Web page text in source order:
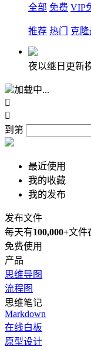
全部 免费 VIP
推荐 热门 克
夜以继日更新
加载中...


到第
最近使用
我的收藏
我的发布
发布文件
每天有100,000+文件
免费使用
产品
思维导图
流程图
思维笔记
Markdown
在线白板
原型设计